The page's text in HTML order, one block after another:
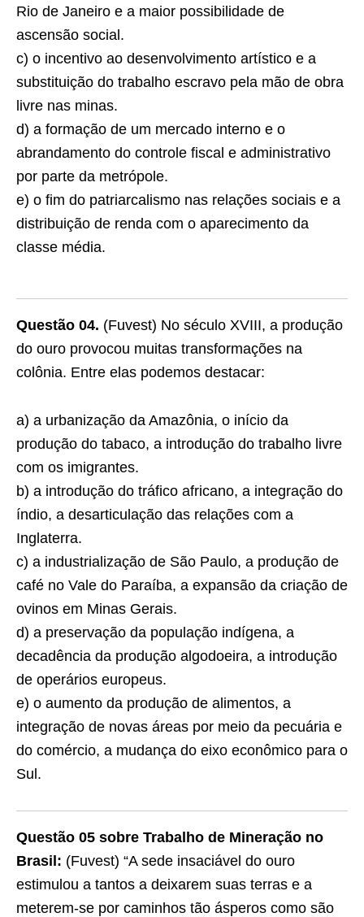
Rio de Janeiro e a maior possibilidade de
ascensão social.
c) o incentivo ao desenvolvimento artístico e a
substituição do trabalho escravo pela mão de obra
livre nas minas.
d) a formação de um mercado interno e o
abrandamento do controle fiscal e administrativo
por parte da metrópole.
e) o fim do patriarcalismo nas relações sociais e a
distribuição de renda com o aparecimento da
classe média.
Questão 04. (Fuvest) No século XVIII, a produção
do ouro provocou muitas transformações na
colônia. Entre elas podemos destacar:
a) a urbanização da Amazônia, o início da
produção do tabaco, a introdução do trabalho livre
com os imigrantes.
b) a introdução do tráfico africano, a integração do
índio, a desarticulação das relações com a
Inglaterra.
c) a industrialização de São Paulo, a produção de
café no Vale do Paraíba, a expansão da criação de
ovinos em Minas Gerais.
d) a preservação da população indígena, a
decadência da produção algodoeira, a introdução
de operários europeus.
e) o aumento da produção de alimentos, a
integração de novas áreas por meio da pecuária e
do comércio, a mudança do eixo econômico para o
Sul.
Questão 05 sobre Trabalho de Mineração no
Brasil: (Fuvest) “A sede insaciável do ouro
estimulou a tantos a deixarem suas terras e a
meterem-se por caminhos tão ásperos como são